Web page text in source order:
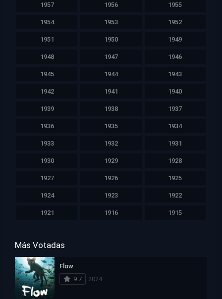
1957 1956 1955
1954 1953 1952
1951 1950 1949
1948 1947 1946
1945 1944 1943
1942 1941 1940
1939 1938 1937
1936 1935 1934
1933 1932 1931
1930 1929 1928
1927 1926 1925
1924 1923 1922
1921 1916 1915
Más Votadas
Flow
9.7
2024